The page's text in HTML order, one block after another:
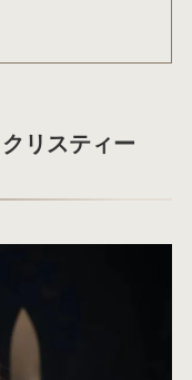
リスティー